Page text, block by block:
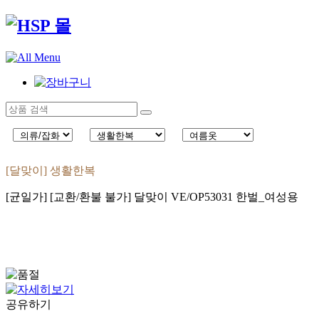
[달맞이] 생활한복
[균일가] [교환/환불 불가] 달맞이 VE/OP53031 한벌_여성용
공유하기